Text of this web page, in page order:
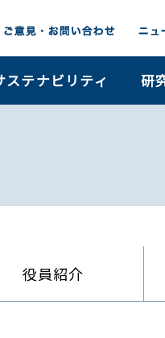
ステナビリティ 研
役員紹介